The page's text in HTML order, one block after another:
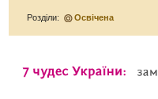
Розділи: Освічена